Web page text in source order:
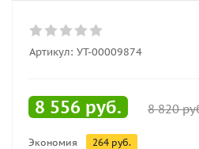
Артикул: УТ-00009874
8 556 руб. 8 820
Экономия 264 руб.